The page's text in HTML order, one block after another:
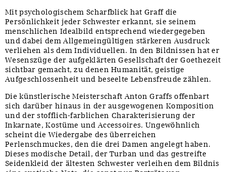
Mit psychologischem Scharfblick hat Graff die
Persönlichkeit jeder Schwester erkannt, sie seinem
menschlichen Idealbild entsprechend wiedergegeben
und dabei dem Allgemeingültigen stärkeren Ausdruck
verliehen als dem Individuellen. In den Bildnissen hat er
Wesenszüge der aufgeklärten Gesellschaft der Goethezeit
sichtbar gemacht, zu denen Humanität, geistige
Aufgeschlossenheit und beseelte Lebensfreude zählen.
Die künstlerische Meisterschaft Anton Graffs offenbart
sich darüber hinaus in der ausgewogenen Komposition
und der stofflich-farblichen Charakterisierung der
Inkarnate, Kostüme und Accessoires. Ungewöhnlich
scheint die Wiedergabe des überreichen
Perlenschmuckes, den die drei Damen angelegt haben.
Dieses modische Detail, der Turban und das gestreifte
Seidenkleid der ältesten Schwester verleihen dem Bildnis